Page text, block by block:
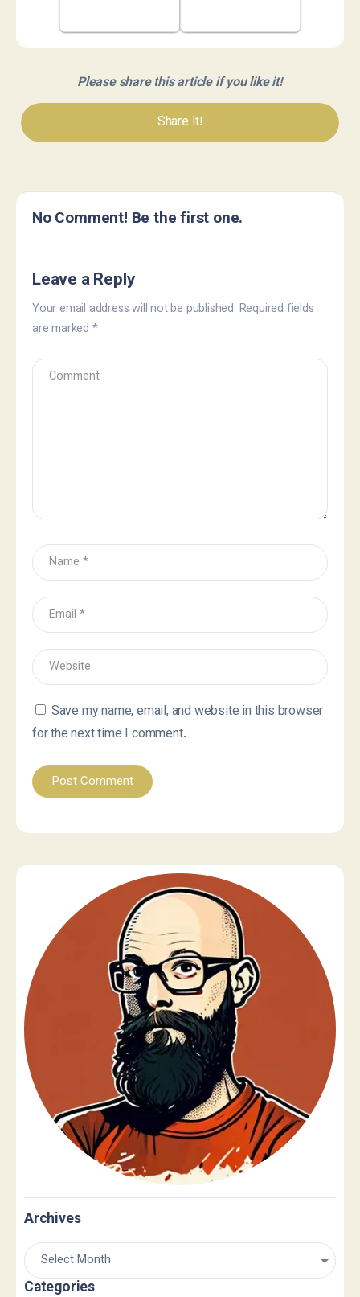
Please share this article if you like it!
Share It!
No Comment! Be the first one.
Leave a Reply
Your email address will not be published. Required fields
are marked *
Save my name, email, and website in this browser
for the next time I comment.
Archives
Categories